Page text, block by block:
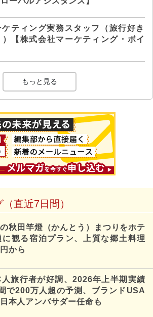
ティング実務スタッフ（旅行好き
）【株式会社マーケティング・ボイ
もっと見る
直近7日間）
秋田竿燈（かんとう）まつりをホテ
観る宿泊プラン、上質な郷土料理
から
旅行者が好調、2026年上半期実績
で200万人超の予測、ブランドUSA
本人アンバサダー任命も